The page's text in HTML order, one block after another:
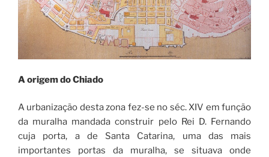
A origem do Chiado
A urbanização desta zona fez-se no séc. XIV em função
da muralha mandada construir pelo Rei D. Fernando
cuja porta, a de Santa Catarina, uma das mais
importantes portas da muralha, se situava onde